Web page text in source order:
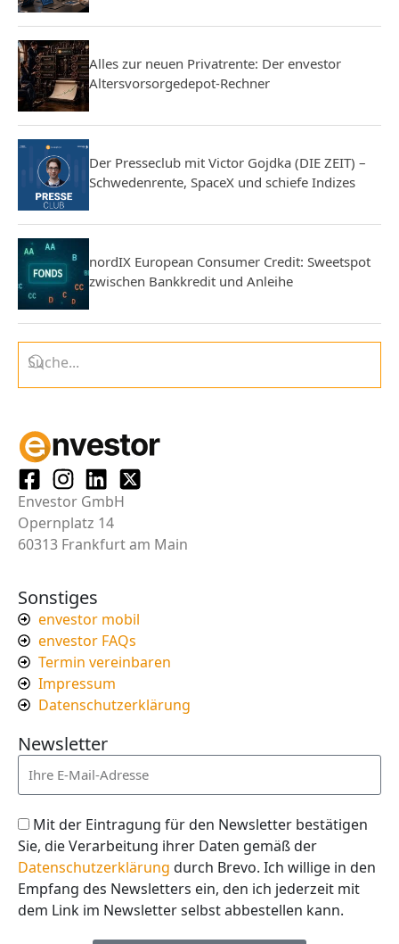
Alles zur neuen Privatrente: Der envestor
Altersvorsorgedepot-Rechner
Der Presseclub mit Victor Gojdka (DIE ZEIT) –
Schwedenrente, SpaceX und schiefe Indizes
nordIX European Consumer Credit: Sweetspot
zwischen Bankkredit und Anleihe
Envestor GmbH
Opernplatz 14
60313 Frankfurt am Main
Sonstiges
envestor mobil
envestor FAQs
Termin vereinbaren
Impressum
Datenschutzerklärung
Newsletter
Mit der Eintragung für den Newsletter bestätigen
Sie, die Verarbeitung ihrer Daten gemäß der
Datenschutzerklärung durch Brevo. Ich willige in den
Empfang des Newsletters ein, den ich jederzeit mit
dem Link im Newsletter selbst abbestellen kann.